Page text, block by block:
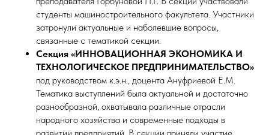
студенты машиностроительного факультета. Участники
затронули актуальные и наболевшие вопросы,
связанные с тематикой секции.
Секция «ИННОВАЦИОННАЯ ЭКОНОМИКА И
ТЕХНОЛОГИЧЕСКОЕ ПРЕДПРИНИМАТЕЛЬСТВО»
под руководством к.э.н., доцента Ануфриевой Е.М.
Тематика выступлений была актуальной и достаточно
разнообразной, охватывала различные отрасли
народного хозяйства и современные подходы в